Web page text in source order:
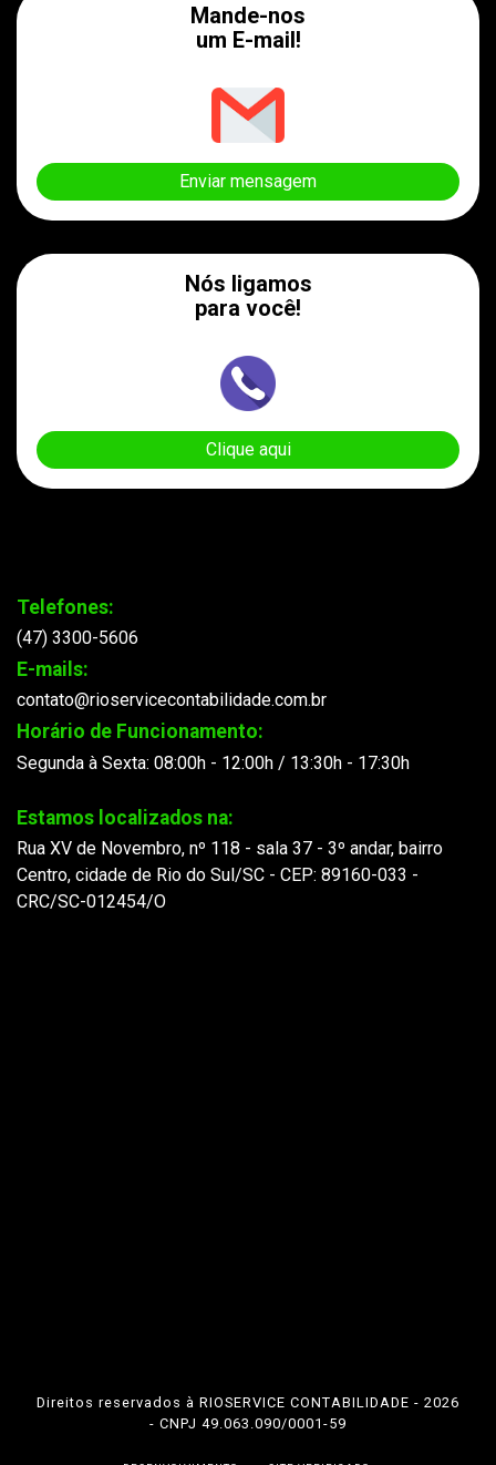
Mande-nos
um E-mail!
Enviar mensagem
Nós ligamos
para você!
Clique aqui
Telefones:
(47) 3300-5606
E-mails:
contato@rioservicecontabilidade.com.br
Horário de Funcionamento:
Segunda à Sexta: 08:00h - 12:00h / 13:30h - 17:30h
Estamos localizados na:
Rua XV de Novembro, nº 118 - sala 37 - 3º andar, bairro
Centro, cidade de Rio do Sul/SC - CEP: 89160-033 -
CRC/SC-012454/O
Direitos reservados à RIOSERVICE CONTABILIDADE - 2026
- CNPJ 49.063.090/0001-59